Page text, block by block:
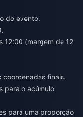
do evento.
12:00 (margem de 12
coordenadas finais.
para o acúmulo
para uma proporção